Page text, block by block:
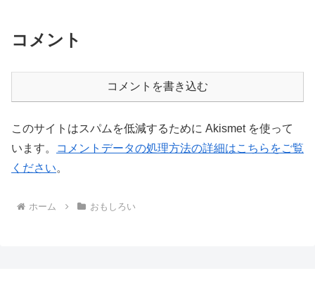
コメント
コメントを書き込む
このサイトはスパムを低減するために Akismet を使って
います。
コメントデータの処理方法の詳細はこちらをご覧
ください。
ホーム おもしろい